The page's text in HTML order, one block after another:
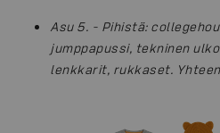
Asu 5. - Pihistä:
jumppapussi, tekninen
lenkkarit, rukkaset.